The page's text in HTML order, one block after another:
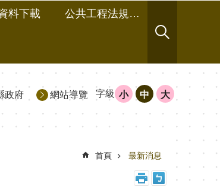
料下載 公共工程法規及相關文件
政府 網站導覽 字級 小 中 大
首頁 最新消息